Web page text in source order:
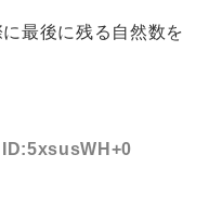
最後に残る自然数を